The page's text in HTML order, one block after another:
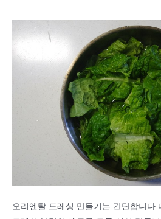
오리엔탈 드레싱 만들기는 간단합니다